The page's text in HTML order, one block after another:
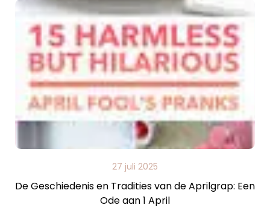
27 juli 2025
De Geschiedenis en Tradities van de Aprilgrap: Een
Ode aan 1 April